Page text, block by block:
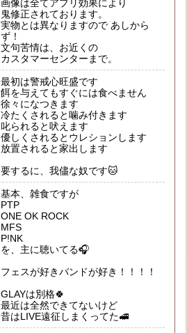
画像は全てアプリ効果により
鬼修正されております。
実物とは異なりますので あしから
ず！
文句苦情は、お近くの
カスタマーセンターまで。
最初は警戒心旺盛です
餌を与えてもすぐには食べません
徐々になつきます
冷たくされると噛み付きます
叱られると吠えます
優しくされるとウレションします
放置されると家出します
要するに、我儘な奴です🐱
基本、雑食ですが
PTP
ONE OK ROCK
MFS
P!NK
を、主に聴いてる🎧
フェスが好きバンドが好き！！！！
GLAYは別格🍀
最近は全然できてないけど
昔はLIVE遠征しまくってた🚅